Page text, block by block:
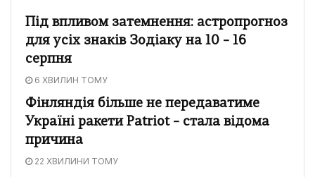
Під впливом затемнення: астропрогноз
для усіх знаків Зодіаку на 10 – 16
серпня
6 ХВИЛИН ТОМУ
Фінляндія більше не передаватиме
Україні ракети Patriot – стала відома
причина
22 ХВИЛИНИ ТОМУ